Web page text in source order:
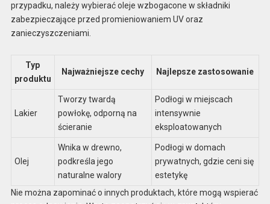
przypadku, należy wybierać oleje wzbogacone w składniki
zabezpieczające przed promieniowaniem UV oraz
zanieczyszczeniami.
Typ
produktu
Najważniejsze cechy Najlepsze zastosowanie
Lakier
Tworzy twardą
powłokę, odporną na
ścieranie
Podłogi w miejscach
intensywnie
eksploatowanych
Olej
Wnika w drewno,
podkreśla jego
naturalne walory
Podłogi w domach
prywatnych, gdzie ceni się
estetykę
Nie można zapominać o innych produktach, które mogą wspierać